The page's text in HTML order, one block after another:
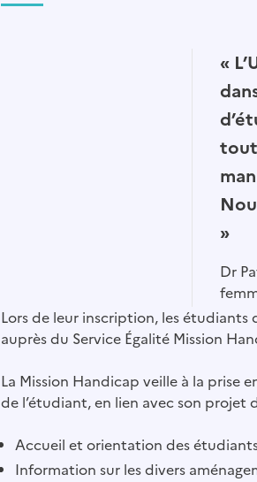
«
»
Dr
Lors de leur inscription, les
auprès du Service Égalité Mission
La Mission Handicap veille à la prise
de l’étudiant, en lien avec son projet
Accueil et orientation des
Information sur les divers